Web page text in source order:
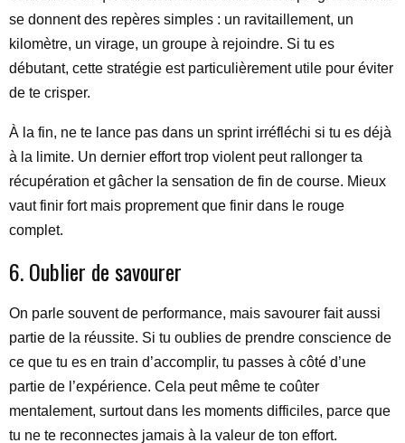
se donnent des repères simples : un ravitaillement, un
kilomètre, un virage, un groupe à rejoindre. Si tu es
débutant, cette stratégie est particulièrement utile pour éviter
de te crisper.
À la fin, ne te lance pas dans un sprint irréfléchi si tu es déjà
à la limite. Un dernier effort trop violent peut rallonger ta
récupération et gâcher la sensation de fin de course. Mieux
vaut finir fort mais proprement que finir dans le rouge
complet.
6. Oublier de savourer
On parle souvent de performance, mais savourer fait aussi
partie de la réussite. Si tu oublies de prendre conscience de
ce que tu es en train d’accomplir, tu passes à côté d’une
partie de l’expérience. Cela peut même te coûter
mentalement, surtout dans les moments difficiles, parce que
tu ne te reconnectes jamais à la valeur de ton effort.